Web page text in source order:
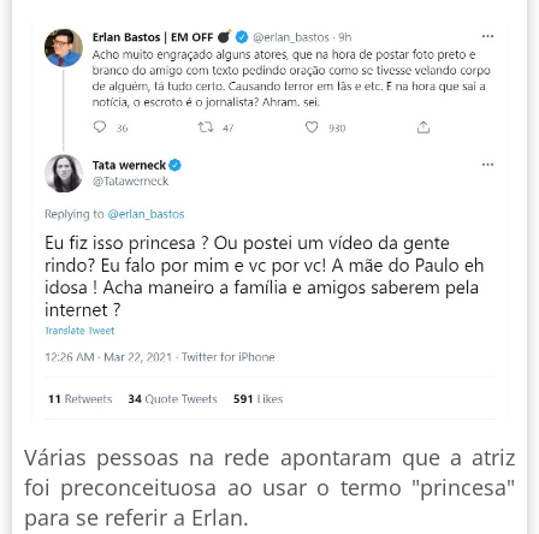
Várias pessoas na rede apontaram que a atriz
foi preconceituosa ao usar o termo "princesa"
para se referir a Erlan.